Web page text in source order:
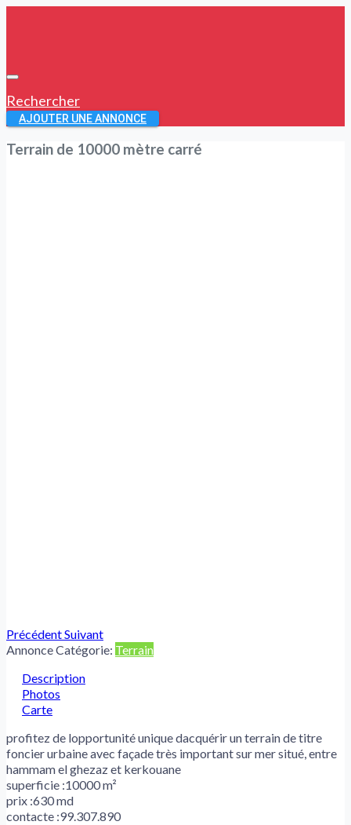
Rechercher
AJOUTER UNE ANNONCE
Terrain de 10000 mètre carré
PrécédentSuivant
Annonce Catégorie: Terrain
Description
Photos
Carte
profitez de lopportunité unique dacquérir un terrain de titre
foncier urbaine avec façade très important sur mer situé, entre
hammam el ghezaz et kerkouane
superficie :10000 m²
prix :630 md
contacte :99.307.890